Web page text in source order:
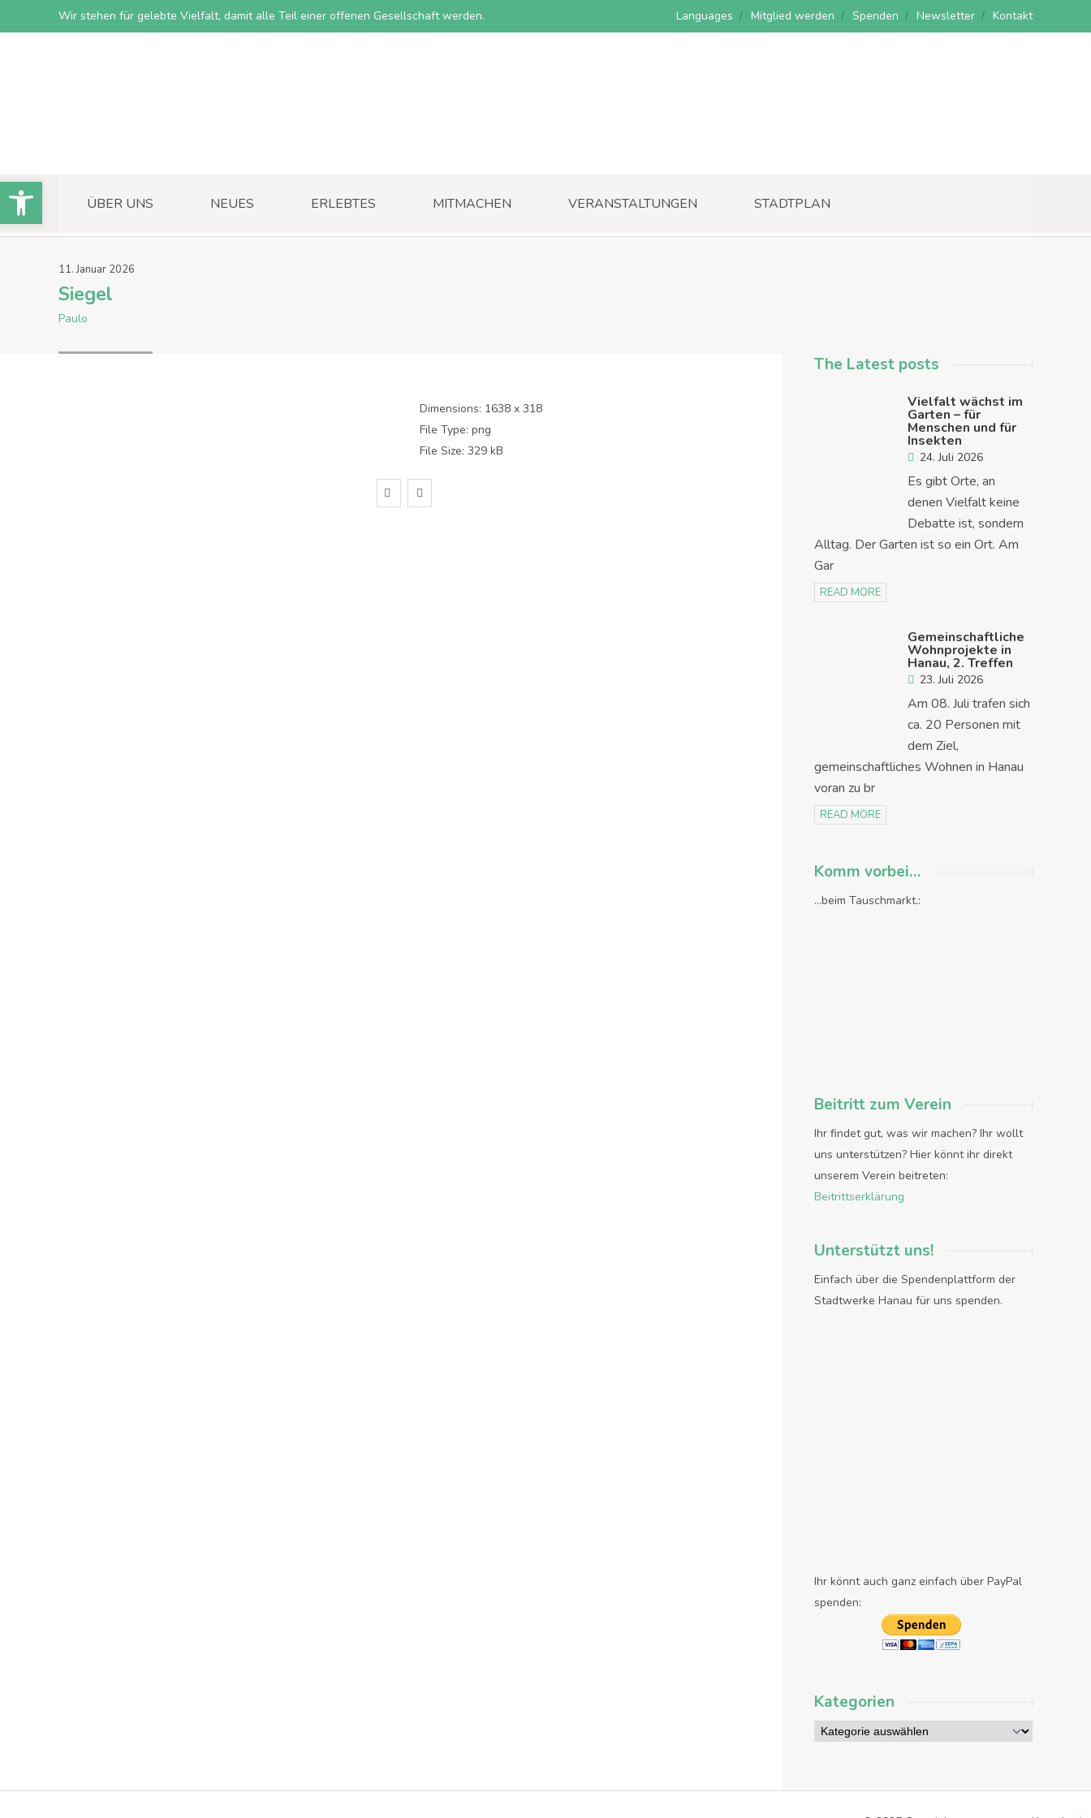
Wir stehen für gelebte Vielfalt, damit alle Teil einer offenen Gesellschaft werden. Languages Mitglied werden Spenden Newsletter Kontakt
ÜBER UNS NEUES ERLEBTES MITMACHEN VERANSTALTUNGEN STADTPLAN
11. Januar 2026
Siegel
Paulo
Dimensions: 1638 x 318
File Type: png
File Size: 329 kB
The Latest posts
Vielfalt wächst im
Garten – für
Menschen und für
Insekten
24. Juli 2026
Es gibt Orte, an
denen Vielfalt keine
Debatte ist, sondern
Alltag. Der Garten ist so ein Ort. Am
Gar
READ MORE
Gemeinschaftliche
Wohnprojekte in
Hanau, 2. Treffen
23. Juli 2026
Am 08. Juli trafen sich
ca. 20 Personen mit
dem Ziel,
gemeinschaftliches Wohnen in Hanau
voran zu br
READ MORE
Komm vorbei…
...beim Tauschmarkt.:
Beitritt zum Verein
Ihr findet gut, was wir machen? Ihr wollt
uns unterstützen? Hier könnt ihr direkt
unserem Verein beitreten:
Beitrittserklärung
Unterstützt uns!
Einfach über die Spendenplattform der
Stadtwerke Hanau für uns spenden.
Ihr könnt auch ganz einfach über PayPal
spenden:
Kategorien
Open toolbar